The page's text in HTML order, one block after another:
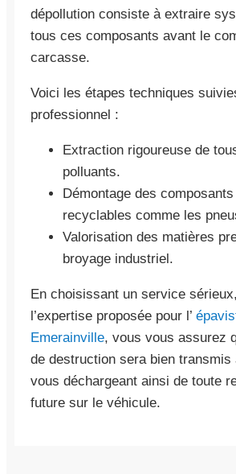
dépollution consiste à extraire
tous ces composants avant le
carcasse.
Voici les étapes techniques
professionnel :
Extraction rigoureuse de
polluants.
Démontage des
recyclables comme les
Valorisation des matières
broyage industriel.
En choisissant un service
l’expertise proposée pour l’
Emerainville, vous vous assurez
de destruction sera bien transmis
vous déchargeant ainsi de toute
future sur le véhicule.